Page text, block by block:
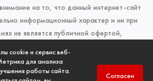
cookie и сервис веб-
для анализа
работы сайта.
Согласен
на то, что данный интернет-сайт
информационный характер и ни при
не является публичной офертой,
Федерации. Для получения подробной
и стоимости указанных товаров и